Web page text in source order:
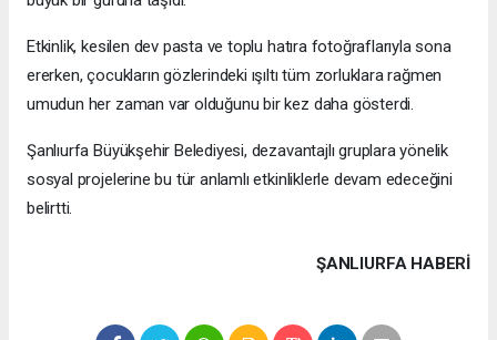
Etkinlik, kesilen dev pasta ve toplu hatıra fotoğraflarıyla sona
ererken, çocukların gözlerindeki ışıltı tüm zorluklara rağmen
umudun her zaman var olduğunu bir kez daha gösterdi.
Şanlıurfa Büyükşehir Belediyesi, dezavantajlı gruplara yönelik
sosyal projelerine bu tür anlamlı etkinliklerle devam edeceğini
belirtti.
ŞANLIURFA HABERİ